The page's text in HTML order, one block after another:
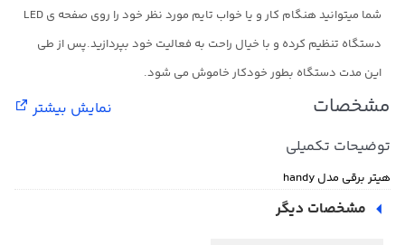
شما میتوانید هنگام کار و یا خواب تایم مورد نظر خود را روی صفحه ی LED
دستگاه تنظیم کرده و با خیال راحت به فعالیت خود بپردازید.پس از طی
این مدت دستگاه بطور خودکار خاموش می شود.
مشخصات
نمایش بیشتر
توضیحات تکمیلی
هیتر برقی مدل handy
مشخصات دیگر